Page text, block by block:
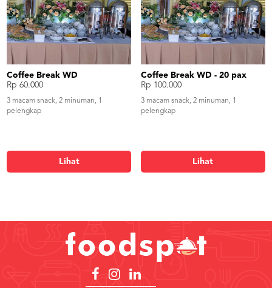
Coffee Break WD
Rp 60.000
3 macam snack, 2 minuman, 1
pelengkap
Lihat
Coffee Break WD - 20 pax
Rp 100.000
3 macam snack, 2 minuman, 1
pelengkap
Lihat